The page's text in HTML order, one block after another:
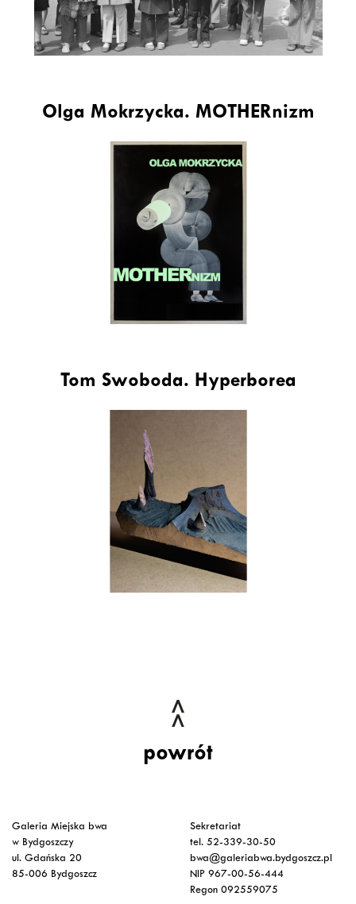
Olga Mokrzycka. MOTHERnizm
Tom Swoboda. Hyperborea
powrót
Galeria Miejska bwa
w Bydgoszczy
ul. Gdańska 20
85-006 Bydgoszcz
Sekretariat
tel. 52-339-30-50
bwa@galeriabwa.bydgoszcz.pl
NIP 967-00-56-444
Regon 092559075